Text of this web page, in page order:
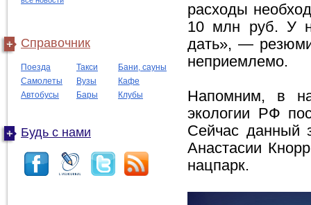
Справочник
Поезда Такси
Бани, сауны
Самолеты
Вузы
Кафе
Автобусы
Бары Клубы
Будь с нами
расходы
10 млн руб. У
дать», —
неприемлемо.
Напомним, в
экологии РФ
Сейчас данный
Анастасии
нацпарк.